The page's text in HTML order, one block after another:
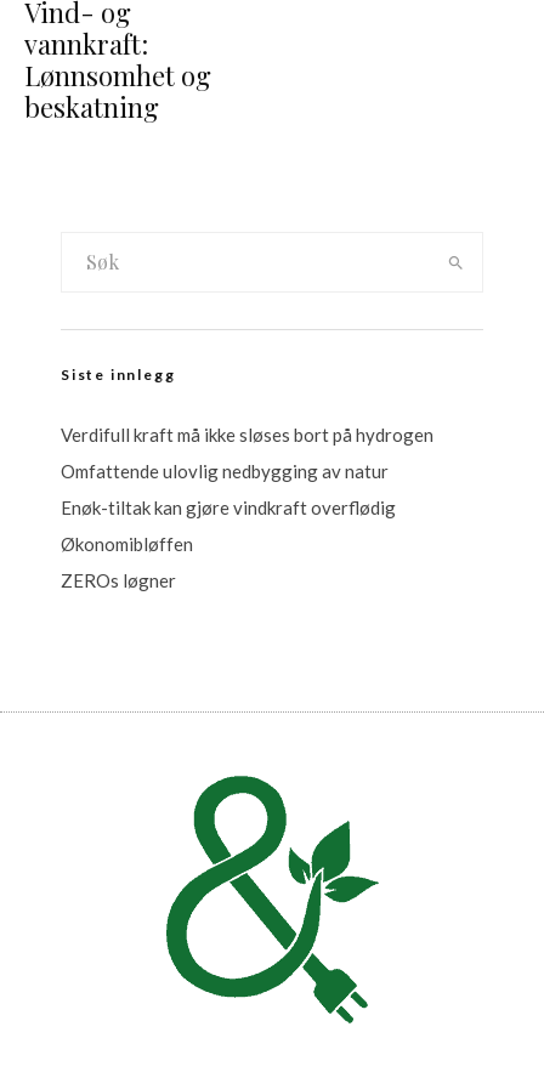
Vind- og
vannkraft:
Lønnsomhet og
beskatning
Siste innlegg
Verdifull kraft må ikke sløses bort på hydrogen
Omfattende ulovlig nedbygging av natur
Enøk-tiltak kan gjøre vindkraft overflødig
Økonomibløffen
ZEROs løgner